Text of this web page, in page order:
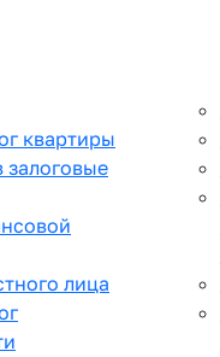
квартиры
залоговые
лица